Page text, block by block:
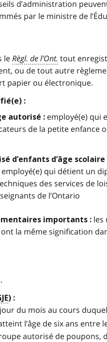
d’administration
par le ministre de
leRègl. de l’Ont. tout
ou de tout autre
papier ou électronique.
:
autorisé : employé(e) qui
de la petite enfance
d’enfants d’âge
qui détient un
des services de
de l’Ontario
importants : les
la même signification
) :
du mois au cours
l’âge de six ans entre
autorisé de poupons,